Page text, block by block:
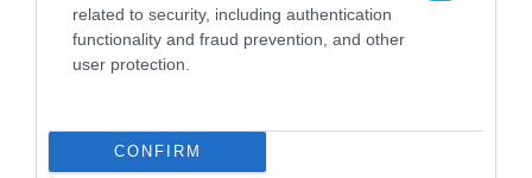
related to security, including authentication
functionality and fraud prevention, and other
user protection.
CONFIRM